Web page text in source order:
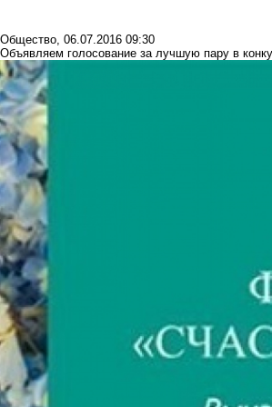
Общество, 06.07.2016 09:30
Объявляем голосование за лучшую пару в